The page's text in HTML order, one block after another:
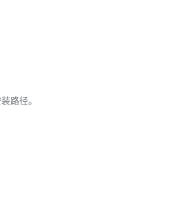
路径。